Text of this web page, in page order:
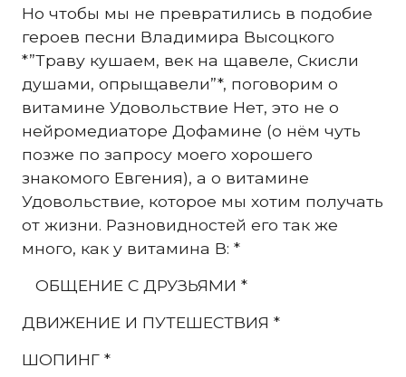
Но чтобы мы не превратились в подобие
героев песни Владимира Высоцкого
*”Траву кушаем, век на щавеле, Скисли
душами, опрыщавели”*, поговорим о
витамине Удовольствие Нет, это не о
нейромедиаторе Дофамине (о нём чуть
позже по запросу моего хорошего
знакомого Евгения), а о витамине
Удовольствие, которое мы хотим получать
от жизни. Разновидностей его так же
много, как у витамина В: *
ОБЩЕНИЕ С ДРУЗЬЯМИ *
ДВИЖЕНИЕ И ПУТЕШЕСТВИЯ *
ШОПИНГ *